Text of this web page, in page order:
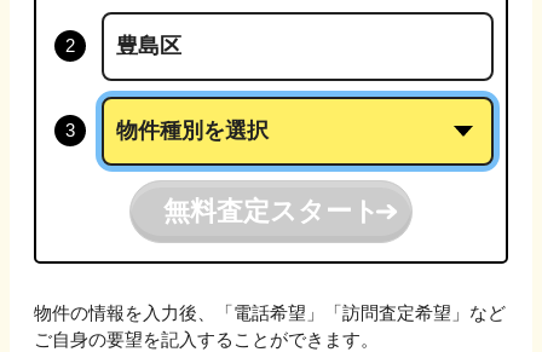
無料査定スタート
物件の情報を入力後、「電話希望」「訪問査定希望」など
ご自身の要望を記入することができます。